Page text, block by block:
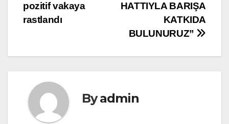
HATTIYLA BARIŞA
KATKIDA
BULUNURUZ”
pozitif vakaya
rastlandı
Byadmin